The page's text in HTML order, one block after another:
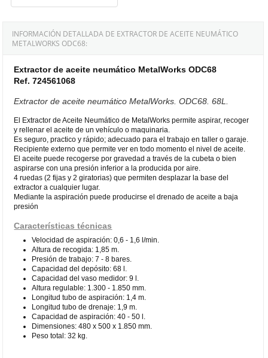
INFORMACIÓN DETALLADA DE EXTRACTOR DE ACEITE NEUMÁTICO
METALWORKS ODC68:
Extractor de aceite neumático MetalWorks ODC68
Ref. 724561068
Extractor de aceite neumático MetalWorks. ODC68. 68L.
El Extractor de Aceite Neumático de MetalWorks permite aspirar, recoger
y rellenar el aceite de un vehículo o maquinaria.
Es seguro, practico y rápido; adecuado para el trabajo en taller o garaje.
Recipiente externo que permite ver en todo momento el nivel de aceite.
El aceite puede recogerse por gravedad a través de la cubeta o bien
aspirarse con una presión inferior a la producida por aire.
4 ruedas (2 fijas y 2 giratorias) que permiten desplazar la base del
extractor a cualquier lugar.
Mediante la aspiración puede producirse el drenado de aceite a baja
presión
Características técnicas
Velocidad de aspiración: 0,6 - 1,6 l/min.
Altura de recogida: 1,85 m.
Presión de trabajo: 7 - 8 bares.
Capacidad del depósito: 68 l.
Capacidad del vaso medidor: 9 l.
Altura regulable: 1.300 - 1.850 mm.
Longitud tubo de aspiración: 1,4 m.
Longitud tubo de drenaje: 1,9 m.
Capacidad de aspiración: 40 - 50 l.
Dimensiones: 480 x 500 x 1.850 mm.
Peso total: 32 kg.